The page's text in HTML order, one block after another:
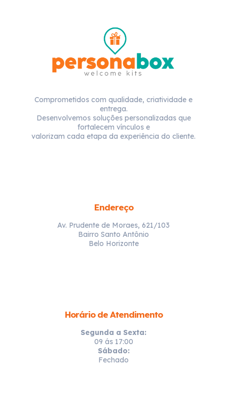
Comprometidos com qualidade, criatividade e
entrega.
Desenvolvemos soluções personalizadas que
fortalecem vínculos e
valorizam cada etapa da experiência do cliente.
Endereço
Av. Prudente de Moraes, 621/103
Bairro Santo Antônio
Belo Horizonte
Horário de Atendimento
Segunda a Sexta:
09 ás 17:00
Sábado:
Fechado